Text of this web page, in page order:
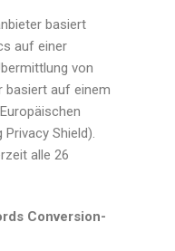
basiert
auf einer
von
basiert auf einem
Shield).
alle 26
Conversion-